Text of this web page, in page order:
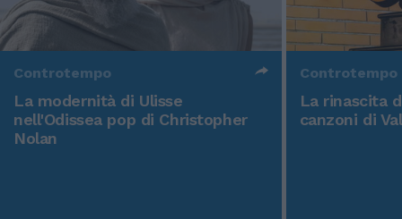
Controtempo
La modernità di Ulisse
nell'Odissea pop di Christopher
Nolan
Controtempo
La rinascita
canzoni di